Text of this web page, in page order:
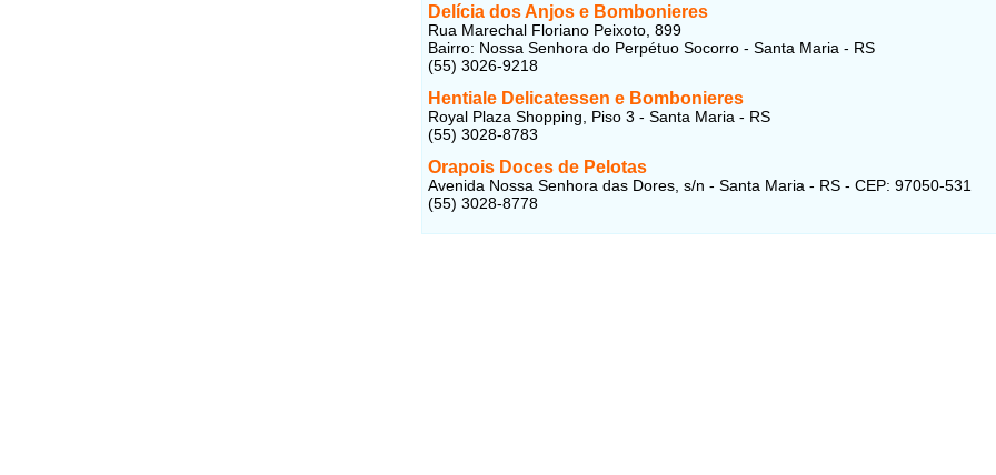
Delícia dos Anjos e Bombonieres
Rua Marechal Floriano Peixoto, 899
Bairro: Nossa Senhora do Perpétuo Socorro - Santa Maria - RS
(55) 3026-9218
Hentiale Delicatessen e Bombonieres
Royal Plaza Shopping, Piso 3 - Santa Maria - RS
(55) 3028-8783
Orapois Doces de Pelotas
Avenida Nossa Senhora das Dores, s/n - Santa Maria - RS - CEP: 97050-531
(55) 3028-8778